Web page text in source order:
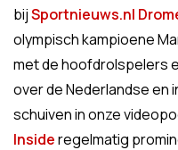
bijSportnieuws.nl
olympisch kampioene
met de hoofdrolspelers
over de Nederlandse
schuiven in onze
Insideregelmatig